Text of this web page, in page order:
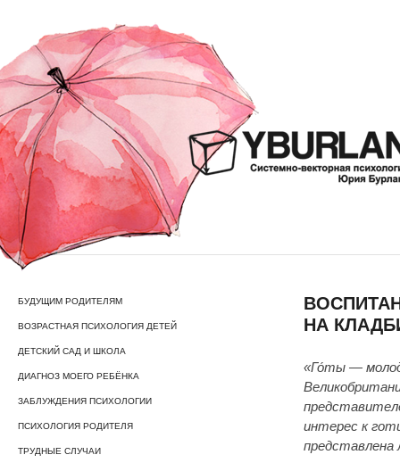
БУДУЩИМ РОДИТЕЛЯМ
ВОЗРАСТНАЯ ПСИХОЛОГИЯ ДЕТЕЙ
ДЕТСКИЙ САД И ШКОЛА
ДИАГНОЗ МОЕГО РЕБЁНКА
ЗАБЛУЖДЕНИЯ ПСИХОЛОГИИ
ПСИХОЛОГИЯ РОДИТЕЛЯ
ТРУДНЫЕ СЛУЧАИ
НА
«Го́ты —
интерес к